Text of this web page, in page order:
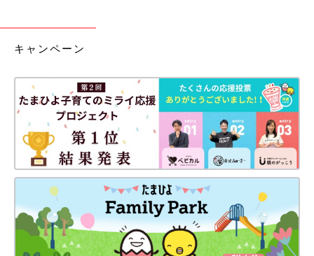
でもね、やっぱりかわいいんですよ～！
ずっとニコニコ。
いろいろなポーズで素敵に写真を撮ってもらったので、思わず私
まで「そこにいるのはモデルさんかな？」と錯覚してしまいまし
た(笑)。
ただ、たくさんの写真を撮ってもらった後は…、そう！
お財布と相談しながら、写真を選ばなければいけないのです！
そりゃできれば分厚い豪華なアルバムを作りたい～！
でも枚数が増えればその分お値段も上がるわけで、ほんの数ペー
ジでもアルバム１冊ウン万円…。
長女と次女にそれぞれ１冊ずつアルバムを作るとなると、軽く１
キャンペーン